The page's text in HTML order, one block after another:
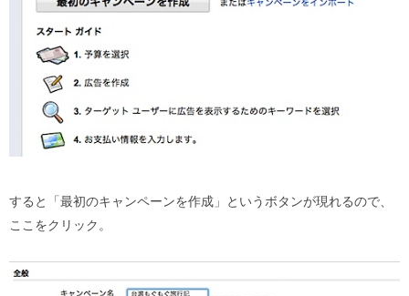
すると「最初のキャンペーンを作成」というボタンが現れるので、
ここをクリック。